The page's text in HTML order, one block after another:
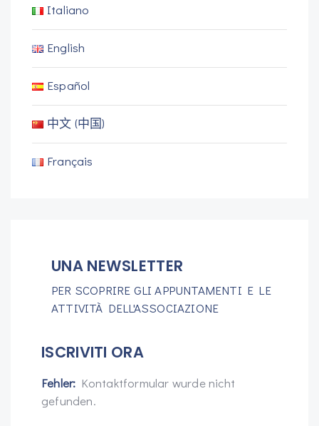
Italiano
English
Español
中文 (中国)
Français
UNA NEWSLETTER
PER SCOPRIRE GLI APPUNTAMENTI E LE
ATTIVITÀ DELL'ASSOCIAZIONE
ISCRIVITI ORA
Fehler: Kontaktformular wurde nicht
gefunden.